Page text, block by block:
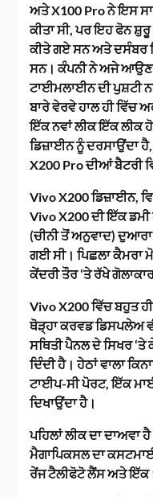
ਅਤੇ X100 Pro ਨੇ ਇਸ
ਕੀਤਾ ਸੀ, ਪਰ ਇਹ ਫੋਨ
ਕੀਤੇ ਗਏ ਸਨ ਅਤੇ ਦਸੰਬਰ
ਸਨ। ਕੰਪਨੀ ਨੇ ਅਜੇ ਆਉਣ
ਟਾਈਮਲਾਈਨ ਦੀ ਪੁਸ਼ਟੀ
ਬਾਰੇ ਵੇਰਵੇ ਹਾਲ ਹੀ ਵਿੱਚ
ਇੱਕ ਨਵਾਂ ਲੀਕ ਇੱਕ ਲੀਕ
ਡਿਜ਼ਾਈਨ ਨੂੰ ਦਰਸਾਉਂਦਾ
X200 Pro ਦੀਆਂ ਬੈਟਰੀ
Vivo X200 ਡਿਜ਼ਾਈਨ,
Vivo X200 ਦੀ ਇੱਕ
(ਚੀਨੀ ਤੋਂ ਅਨੁਵਾਦ)
ਗਈ ਸੀ। ਪਿਛਲਾ ਕੈਮਰਾ
ਕੇਂਦਰੀ ਤੌਰ ‘ਤੇ ਰੱਖੇ
Vivo X200 ਵਿੱਚ ਬਹੁਤ
ਥੋੜ੍ਹਾ ਕਰਵਡ ਡਿਸਪਲੇਅ
ਸਥਿਤੀ ਪੈਨਲ ਦੇ ਸਿਖਰ
ਦਿੰਦੀ ਹੈ। ਹੇਠਾਂ ਵਾਲਾ
ਟਾਈਪ-ਸੀ ਪੋਰਟ, ਇੱਕ
ਦਿਖਾਉਂਦਾ ਹੈ।
ਪਹਿਲਾਂ ਲੀਕ ਦਾ ਦਾਅਵਾ
ਮੈਗਾਪਿਕਸਲ ਦਾ
ਰੇਂਜ ਟੈਲੀਫੋਟੋ ਲੈਂਸ ਅਤੇ ਇੱਕ